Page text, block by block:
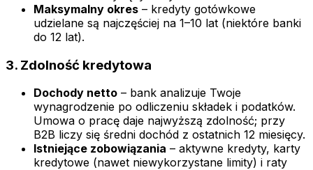
Maksymalny okres – kredyty gotówkowe
udzielane są najczęściej na 1–10 lat (niektóre banki
do 12 lat).
3. Zdolność kredytowa
Dochody netto – bank analizuje Twoje
wynagrodzenie po odliczeniu składek i podatków.
Umowa o pracę daje najwyższą zdolność; przy
B2B liczy się średni dochód z ostatnich 12 miesięcy.
Istniejące zobowiązania – aktywne kredyty, karty
kredytowe (nawet niewykorzystane limity) i raty